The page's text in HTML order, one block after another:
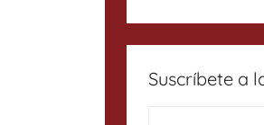
Suscríbete a